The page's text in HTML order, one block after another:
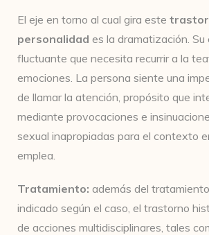
El eje en torno al cual gira este
personalidad es la dramatización. Su
fluctuante que necesita recurrir a la
emociones. La persona siente una
de llamar la atención, propósito que
mediante provocaciones e
sexual inapropiadas para el contexto
emplea.
Tratamiento: además del
indicado según el caso, el trastorno
de acciones multidisciplinares, tales